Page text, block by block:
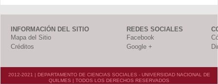
INFORMACIÓN DEL SITIO
Mapa del Sitio
Créditos
REDES SOCIALES
Facebook
Google +
2012-2021 | DEPARTAMENTO DE CIENCIAS SOCIALES - UNIVERSIDAD NACIONAL DE
QUILMES | TODOS LOS DERECHOS RESERVADOS